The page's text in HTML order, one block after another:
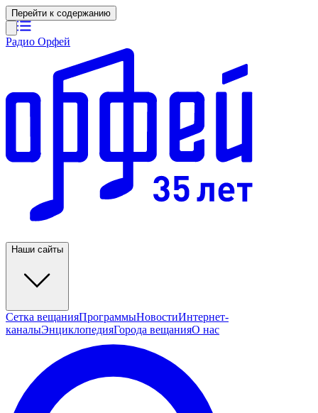
Перейти к содержанию
Радио Орфей
Наши сайты
Сетка вещанияПрограммыНовостиИнтернет-
каналыЭнциклопедияГорода вещанияО нас